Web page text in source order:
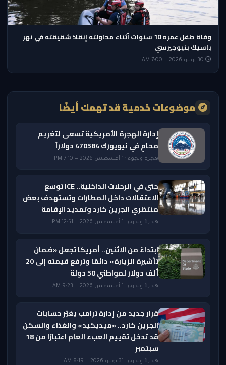
وفاة طفل عمره 10 سنوات أثناء محاولته إنقاذ شقيقته في نهر
باسيك بنيوجيرسي
موضوعات خدمية قد تهمك أيضًا
إدارة الهجرة الأمريكية تسعى لتغريم
محامٍ في نيويورك 470584 دولاراً
هجرة ولجوء · 1 أغسطس 2026 — 7:10 PM
حتى في الرحلات الداخلية.. ICE توسع
الاعتقالات داخل المطارات وتستهدف بعض
منتظري الجرين كارد وتمديد الإقامة
هجرة ولجوء · 1 أغسطس 2026 — 12:51 PM
ابتداءً من الاثنين.. أمريكا تجعل «ضمان
تأشيرة الزيارة» دائمًا وترفع قيمته إلى 20
ألف دولار لمواطني 50 دولة
هجرة ولجوء · 1 أغسطس 2026 — 9:23 AM
قرار جديد من إدارة ترامب يغيّر حسابات
الجرين كارد.. «ميديكيد» والغذاء والسكن
قد تدخل تقييم العبء العام اعتبارًا من 18
سبتمبر
هجرة ولجوء · 31 يوليو 2026 — 8:19 AM